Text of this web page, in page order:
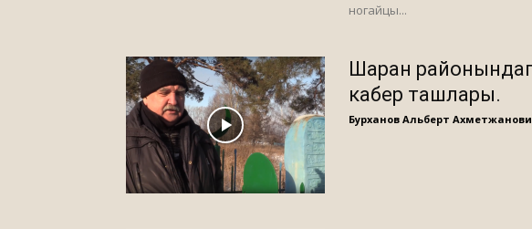
ногайцы...
Шаран
кабер ташлары.
Бурханов Альберт